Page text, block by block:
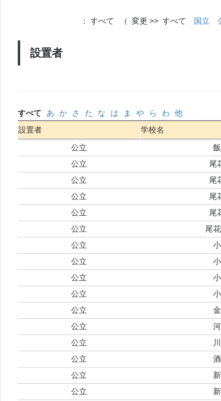
設置者
： すべて （ 変更 >> すべて 国立
すべて あ か さ た な は ま や ら わ
他
設置者
学校名
公立
公立
尾
公立
尾
公立
尾
公立
尾
公立
尾
公立
公立
公立
公立
公立
公立
公立
公立
公立
公立